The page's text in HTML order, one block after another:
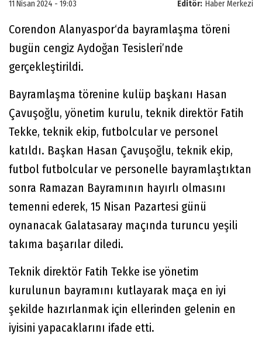
Editör: Haber Merkezi
11 Nisan 2024 - 19:03
Corendon Alanyaspor‘da bayramlaşma töreni
bugün cengiz Aydoğan Tesisleri’nde
gerçekleştirildi.
Bayramlaşma törenine kulüp başkanı Hasan
Çavuşoğlu, yönetim kurulu, teknik direktör Fatih
Tekke, teknik ekip, futbolcular ve personel
katıldı. Başkan Hasan Çavuşoğlu, teknik ekip,
futbol futbolcular ve personelle bayramlaştıktan
sonra Ramazan Bayramının hayırlı olmasını
temenni ederek, 15 Nisan Pazartesi günü
oynanacak Galatasaray maçında turuncu yeşili
takıma başarılar diledi.
Teknik direktör Fatih Tekke ise yönetim
kurulunun bayramını kutlayarak maça en iyi
şekilde hazırlanmak için ellerinden gelenin en
iyisini yapacaklarını ifade etti.